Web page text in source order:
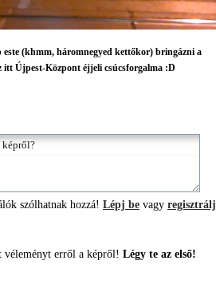
este (khmm, háromnegyed kettőkor) bringázni a
itt Újpest-Központ éjjeli csúcsforgalma :D
szólhatnak hozzá! Lépj be vagy regisztrálj
véleményt erről a képről! Légy te az első!